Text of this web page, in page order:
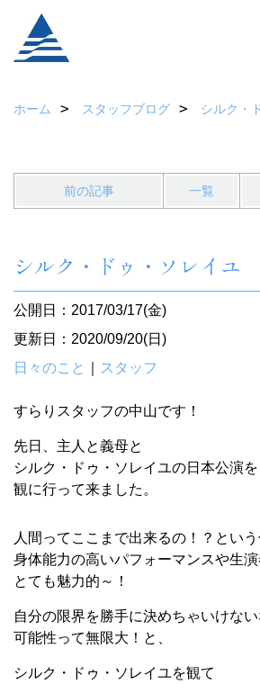
ホーム スタッフブログ シルク・
前の記事 一覧
シルク・ドゥ・ソレイユ
公開日：2017/03/17(金)
更新日：2020/09/20(日)
日々のこと
スタッフ
すらりスタッフの中山です！
先日、主人と義母と
シルク・ドゥ・ソレイユの日本公演を
観に行って来ました。
人間ってここまで出来るの！？とい
身体能力の高いパフォーマンスや生
とても魅力的～！
自分の限界を勝手に決めちゃいけない
可能性って無限大！と、
シルク・ドゥ・ソレイユを観て